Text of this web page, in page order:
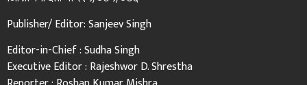
Publisher/ Editor: Sanjeev Singh
Editor-in-Chief : Sudha Singh
Executive Editor : Rajeshwor D. Shrestha